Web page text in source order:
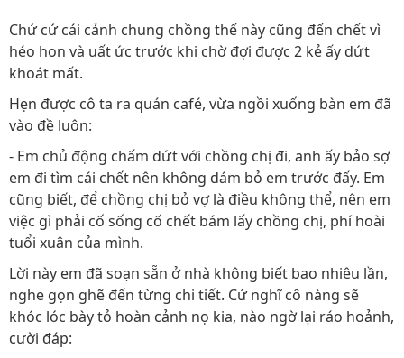
Chứ cứ cái cảnh chung chồng thế này cũng đến chết vì
héo hon và uất ức trước khi chờ đợi được 2 kẻ ấy dứt
khoát mất.
Hẹn được cô ta ra quán café, vừa ngồi xuống bàn em đã
vào đề luôn:
- Em chủ động chấm dứt với chồng chị đi, anh ấy bảo sợ
em đi tìm cái chết nên không dám bỏ em trước đấy. Em
cũng biết, để chồng chị bỏ vợ là điều không thể, nên em
việc gì phải cố sống cố chết bám lấy chồng chị, phí hoài
tuổi xuân của mình.
Lời này em đã soạn sẵn ở nhà không biết bao nhiêu lần,
nghe gọn ghẽ đến từng chi tiết. Cứ nghĩ cô nàng sẽ
khóc lóc bày tỏ hoàn cảnh nọ kia, nào ngờ lại ráo hoảnh,
cười đáp: